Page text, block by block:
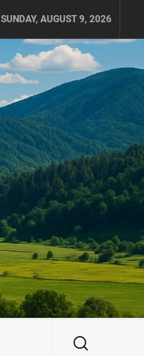
SUNDAY, AUGUST 9, 2026